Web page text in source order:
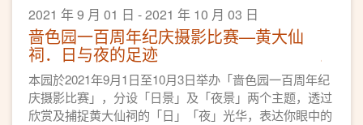
2021 年 9 月 01 日 - 2021 年 10 月 03 日
啬色园一百周年纪庆摄影比赛—黄大仙
祠．日与夜的足迹
本园於2021年9月1日至10月3日举办「啬色园一百周年纪
庆摄影比赛」，分设「日景」及「夜景」两个主题，透过
欣赏及捕捉黄大仙祠的「日」「夜」光华，表达你眼中的